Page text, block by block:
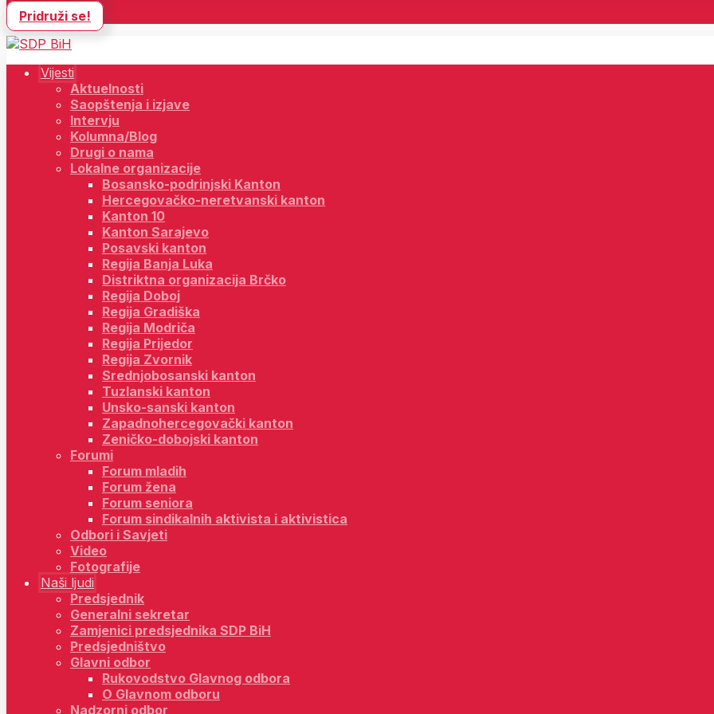
Pridruži se!
Vijesti
Aktuelnosti
Saopštenja i izjave
Intervju
Kolumna/Blog
Drugi o nama
Lokalne organizacije
Bosansko-podrinjski Kanton
Hercegovačko-neretvanski kanton
Kanton 10
Kanton Sarajevo
Posavski kanton
Regija Banja Luka
Distriktna organizacija Brčko
Regija Doboj
Regija Gradiška
Regija Modriča
Regija Prijedor
Regija Zvornik
Srednjobosanski kanton
Tuzlanski kanton
Unsko-sanski kanton
Zapadnohercegovački kanton
Zeničko-dobojski kanton
Forumi
Forum mladih
Forum žena
Forum seniora
Forum sindikalnih aktivista i aktivistica
Odbori i Savjeti
Video
Fotografije
Naši ljudi
Predsjednik
Generalni sekretar
Zamjenici predsjednika SDP BiH
Predsjedništvo
Glavni odbor
Rukovodstvo Glavnog odbora
O Glavnom odboru
Nadzorni odbor